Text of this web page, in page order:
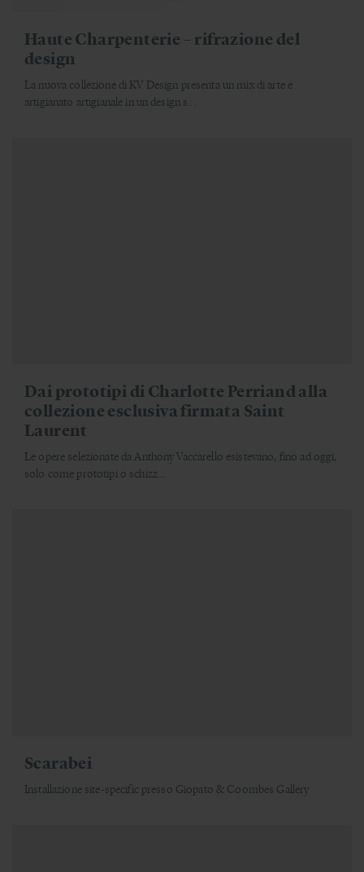
Haute Charpenterie – rifrazione del
design
La nuova collezione di KV Design presenta un mix di arte e
artigianato artigianale in un design s...
Dai prototipi di Charlotte Perriand alla
collezione esclusiva firmata Saint
Laurent
Le opere selezionate da Anthony Vaccarello esistevano, fino ad oggi,
solo come prototipi o schizz...
Scarabei
Installazione site-specific presso Giopato & Coombes Gallery